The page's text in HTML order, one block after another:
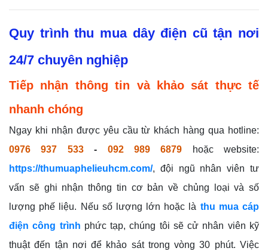
Quy trình thu mua dây điện cũ tận nơi
24/7 chuyên nghiệp
Tiếp nhận thông tin và khảo sát thực tế
nhanh chóng
Ngay khi nhận được yêu cầu từ khách hàng qua hotline:
0976 937 533- 092 989 6879 hoặc website:
https://thumuaphelieuhcm.com/, đội ngũ nhân viên tư
vấn sẽ ghi nhận thông tin cơ bản về chủng loại và số
lượng phế liệu. Nếu số lượng lớn hoặc là thu mua cáp
điện công trình phức tạp, chúng tôi sẽ cử nhân viên kỹ
thuật đến tận nơi để khảo sát trong vòng 30 phút. Việc